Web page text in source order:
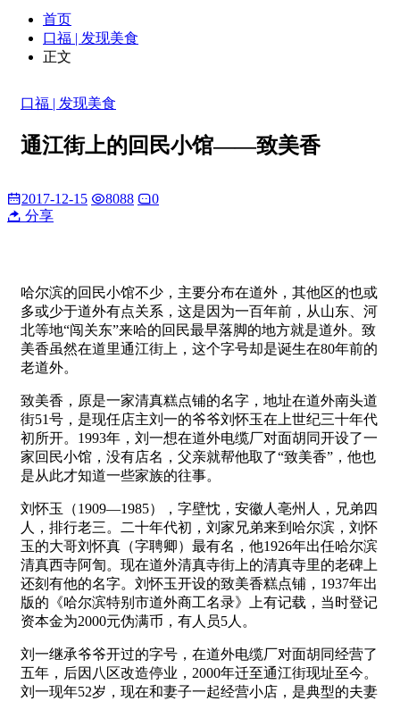
首页
口福 | 发现美食
正文
口福 | 发现美食
通江街上的回民小馆——致美香
2017-12-15 8088
0
分享
哈尔滨的回民小馆不少，主要分布在道外，其他区的也或
多或少于道外有点关系，这是因为一百年前，从山东、河
北等地“闯关东”来哈的回民最早落脚的地方就是道外。致
美香虽然在道里通江街上，这个字号却是诞生在80年前的
老道外。
致美香，原是一家清真糕点铺的名字，地址在道外南头道
街51号，是现任店主刘一的爷爷刘怀玉在上世纪三十年代
初所开。1993年，刘一想在道外电缆厂对面胡同开设了一
家回民小馆，没有店名，父亲就帮他取了“致美香”，他也
是从此才知道一些家族的往事。
刘怀玉（1909—1985），字壁忱，安徽人亳州人，兄弟四
人，排行老三。二十年代初，刘家兄弟来到哈尔滨，刘怀
玉的大哥刘怀真（字聘卿）最有名，他1926年出任哈尔滨
清真西寺阿訇。现在道外清真寺街上的清真寺里的老碑上
还刻有他的名字。刘怀玉开设的致美香糕点铺，1937年出
版的《哈尔滨特别市道外商工名录》上有记载，当时登记
资本金为2000元伪满币，有人员5人。
刘一继承爷爷开过的字号，在道外电缆厂对面胡同经营了
五年，后因八区改造停业，2000年迁至通江街现址至今。
刘一现年52岁，现在和妻子一起经营小店，是典型的夫妻